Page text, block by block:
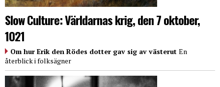
Slow Culture: Världarnas krig, den 7 oktober,
1021
Om hur Erik den Rödes dotter gav sig av västerut En
återblick i folksägner